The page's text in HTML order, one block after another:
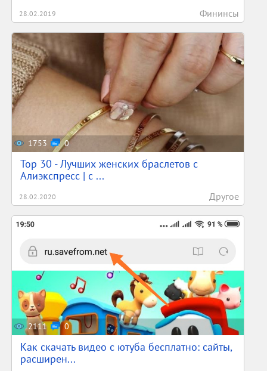
28.02.2019 Фининсы
1753 0
Top 30 - Лучших женских браслетов с
Алиэкспресс | с ...
28.02.2020 Другое
2111 0
Как скачать видео с ютуба бесплатно: сайты,
расширен...